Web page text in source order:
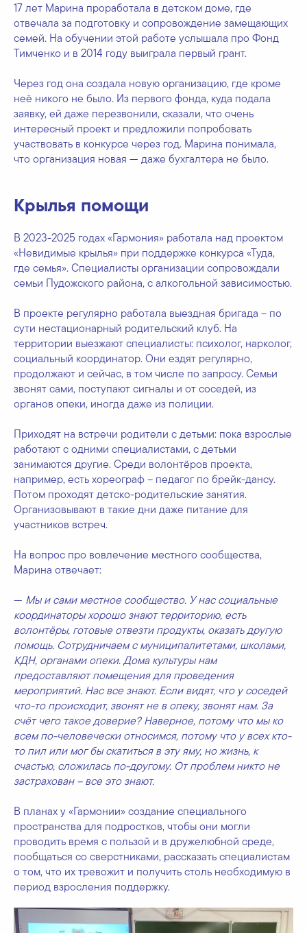
17 лет Марина проработала в детском доме, где
отвечала за подготовку и сопровождение замещающих
семей. На обучении этой работе услышала про Фонд
Тимченко и в 2014 году выиграла первый грант.
Через год она создала новую организацию, где кроме
неё никого не было. Из первого фонда, куда подала
заявку, ей даже перезвонили, сказали, что очень
интересный проект и предложили попробовать
участвовать в конкурсе через год. Марина понимала,
что организация новая — даже бухгалтера не было.
Крылья помощи
В 2023-2025 годах «Гармония» работала над проектом
«Невидимые крылья» при поддержке конкурса «Туда,
где семья». Специалисты организации сопровождали
семьи Пудожского района, с алкогольной зависимостью.
В проекте регулярно работала выездная бригада – по
сути нестационарный родительский клуб. На
территории выезжают специалисты: психолог, нарколог,
социальный координатор. Они ездят регулярно,
продолжают и сейчас, в том числе по запросу. Семьи
звонят сами, поступают сигналы и от соседей, из
органов опеки, иногда даже из полиции.
Приходят на встречи родители с детьми: пока взрослые
работают с одними специалистами, с детьми
занимаются другие. Среди волонтёров проекта,
например, есть хореограф – педагог по брейк-дансу.
Потом проходят детско-родительские занятия.
Организовывают в такие дни даже питание для
участников встреч.
На вопрос про вовлечение местного сообщества,
Марина отвечает:
— Мы и сами местное сообщество. У нас социальные
координаторы хорошо знают территорию, есть
волонтёры, готовые отвезти продукты, оказать другую
помощь. Сотрудничаем с муниципалитетами, школами,
КДН, органами опеки. Дома культуры нам
предоставляют помещения для проведения
мероприятий. Нас все знают. Если видят, что у соседей
что-то происходит, звонят не в опеку, звонят нам. За
счёт чего такое доверие? Наверное, потому что мы ко
всем по-человечески относимся, потому что у всех кто-
то пил или мог бы скатиться в эту яму, но жизнь, к
счастью, сложилась по-другому. От проблем никто не
застрахован – все это знают.
В планах у «Гармонии» создание специального
пространства для подростков, чтобы они могли
проводить время с пользой и в дружелюбной среде,
пообщаться со сверстниками, рассказать специалистам
о том, что их тревожит и получить столь необходимую в
период взросления поддержку.